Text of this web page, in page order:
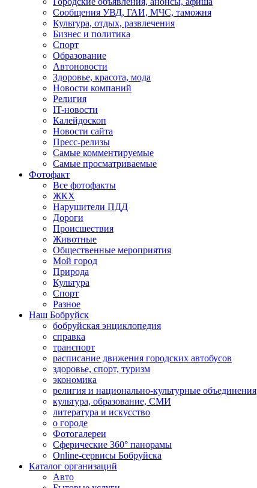
Сообщения УВД, ГАИ, МЧС, таможня
Культура, отдых, развлечения
Бизнес и политика
Спорт
Образование
Автоновости
Здоровье, красота, мода
Новости компаний
Религия
IT-новости
Калейдоскоп
Новости сайта
Пресс-релизы
Самые комментируемые
Самые просматриваемые
Фотофакт
Все фотофакты
ЖКХ
Нарушители ПДД
Дороги
Происшествия
Животные
Общественные мероприятия
Мой город
Природа
Культура
Спорт
Разное
Наш Бобруйск
бобруйская энциклопедия
справка
транспорт
расписание движения городских автобусов
здоровье, спорт, туризм
экономика
религия и национально-культурные объединения
культура, образование, СМИ
литература и искусство
о городе
Фотогалереи
Сферические 360° панорамы
Online-сервисы Бобруйска
Каталог организаций
Авто